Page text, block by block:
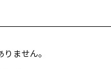
ません。